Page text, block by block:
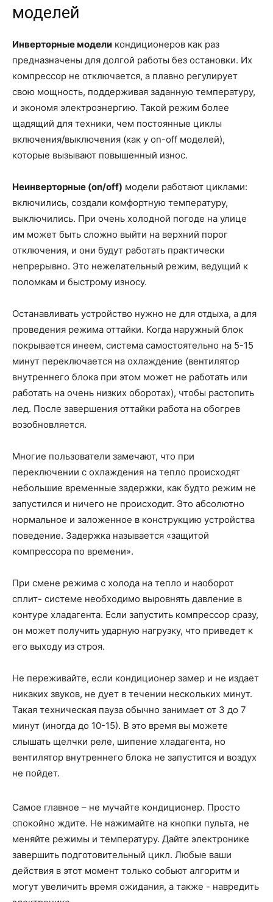
моделей
Инверторные модели кондиционеров как раз
предназначены для долгой работы без остановки. Их
компрессор не отключается, а плавно регулирует
свою мощность, поддерживая заданную температуру,
и экономя электроэнергию. Такой режим более
щадящий для техники, чем постоянные циклы
включения/выключения (как у on-off моделей),
которые вызывают повышенный износ.
Неинверторные (on/off) модели работают циклами:
включились, создали комфортную температуру,
выключились. При очень холодной погоде на улице
им может быть сложно выйти на верхний порог
отключения, и они будут работать практически
непрерывно. Это нежелательный режим, ведущий к
поломкам и быстрому износу.
Останавливать устройство нужно не для отдыха, а для
проведения режима оттайки. Когда наружный блок
покрывается инеем, система самостоятельно на 5-15
минут переключается на охлаждение (вентилятор
внутреннего блока при этом может не работать или
работать на очень низких оборотах), чтобы растопить
лед. После завершения оттайки работа на обогрев
возобновляется.
Многие пользователи замечают, что при
переключении с охлаждения на тепло происходят
небольшие временные задержки, как будто режим не
запустился и ничего не происходит. Это абсолютно
нормальное и заложенное в конструкцию устройства
поведение. Задержка называется «защитой
компрессора по времени».
При смене режима с холода на тепло и наоборот
сплит- системе необходимо выровнять давление в
контуре хладагента. Если запустить компрессор сразу,
он может получить ударную нагрузку, что приведет к
его выходу из строя.
Не переживайте, если кондиционер замер и не издает
никаких звуков, не дует в течении нескольких минут.
Такая техническая пауза обычно занимает от 3 до 7
минут (иногда до 10-15). В это время вы можете
слышать щелчки реле, шипение хладагента, но
вентилятор внутреннего блока не запустится и воздух
не пойдет.
Самое главное – не мучайте кондиционер. Просто
спокойно ждите. Не нажимайте на кнопки пульта, не
меняйте режимы и температуру. Дайте электронике
завершить подготовительный цикл. Любые ваши
действия в этот момент только собьют алгоритм и
могут увеличить время ожидания, а также - навредить